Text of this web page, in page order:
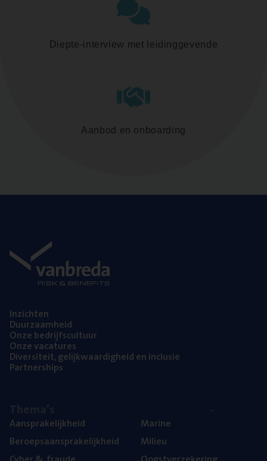
Diepte-interview met leidinggevende
Aanbod en onboarding
Inzich­ten
Duur­zaam­heid
Onze bedrijfs­cul­tuur
Onze vaca­tu­res
Diver­si­teit, gelijk­waar­dig­heid en inclusie
Part­ner­ships
Aan­spra­ke­lijk­heid
Beroeps­aan­spra­ke­lijk­heid
Mari­ne
Mili­eu